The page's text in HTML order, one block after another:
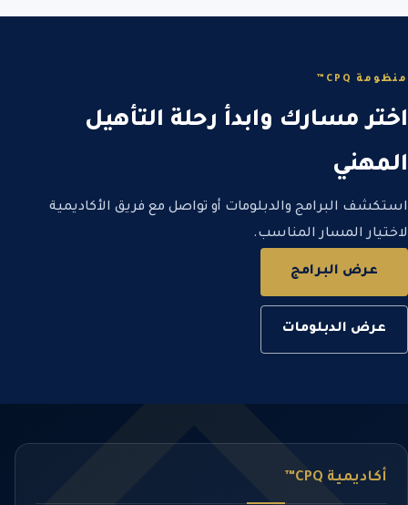
منظومة CPQ™
اختر مسارك وابدأ رحلة التأهيل
المهني
استكشف البرامج والدبلومات أو تواصل مع فريق الأكاديمية
لاختيار المسار المناسب.
عرض البرامج
عرض الدبلومات
أكاديمية CPQ™